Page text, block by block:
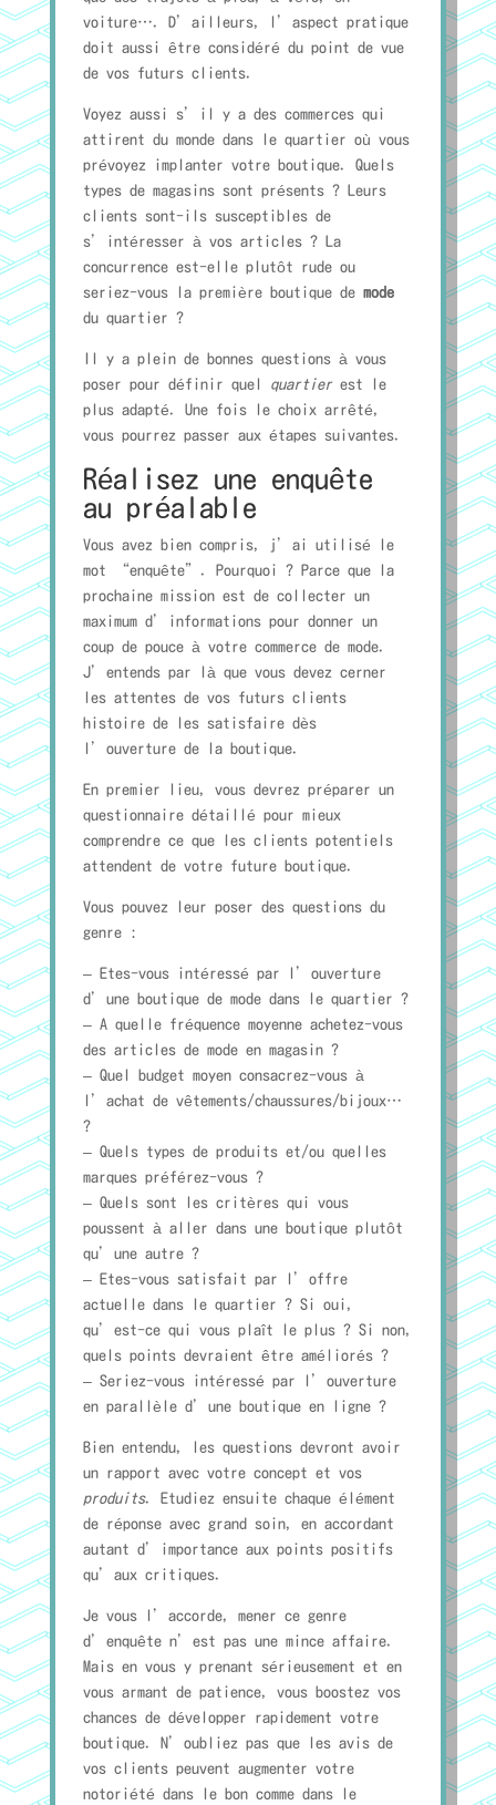
voiture…. D’ailleurs, l’aspect pratique
doit aussi être considéré du point de vue
de vos futurs clients.
Voyez aussi s’il y a des commerces qui
attirent du monde dans le quartier où vous
prévoyez implanter votre boutique. Quels
types de magasins sont présents ? Leurs
clients sont-ils susceptibles de
s’intéresser à vos articles ? La
concurrence est-elle plutôt rude ou
seriez-vous la première boutique de mode
du quartier ?
Il y a plein de bonnes questions à vous
poser pour définir quel quartier est le
plus adapté. Une fois le choix arrêté,
vous pourrez passer aux étapes suivantes.
Réalisez une enquête
au préalable
Vous avez bien compris, j’ai utilisé le
mot “enquête”. Pourquoi ? Parce que la
prochaine mission est de collecter un
maximum d’informations pour donner un
coup de pouce à votre commerce de mode.
J’entends par là que vous devez cerner
les attentes de vos futurs clients
histoire de les satisfaire dès
l’ouverture de la boutique.
En premier lieu, vous devrez préparer un
questionnaire détaillé pour mieux
comprendre ce que les clients potentiels
attendent de votre future boutique.
Vous pouvez leur poser des questions du
genre :
– Etes-vous intéressé par l’ouverture
d’une boutique de mode dans le quartier ?
– A quelle fréquence moyenne achetez-vous
des articles de mode en magasin ?
– Quel budget moyen consacrez-vous à
l’achat de vêtements/chaussures/bijoux…
?
– Quels types de produits et/ou quelles
marques préférez-vous ?
– Quels sont les critères qui vous
poussent à aller dans une boutique plutôt
qu’une autre ?
– Etes-vous satisfait par l’offre
actuelle dans le quartier ? Si oui,
qu’est-ce qui vous plaît le plus ? Si non,
quels points devraient être améliorés ?
– Seriez-vous intéressé par l’ouverture
en parallèle d’une boutique en ligne ?
Bien entendu, les questions devront avoir
un rapport avec votre concept et vos
produits. Etudiez ensuite chaque élément
de réponse avec grand soin, en accordant
autant d’importance aux points positifs
qu’aux critiques.
Je vous l’accorde, mener ce genre
d’enquête n’est pas une mince affaire.
Mais en vous y prenant sérieusement et en
vous armant de patience, vous boostez vos
chances de développer rapidement votre
boutique. N’oubliez pas que les avis de
vos clients peuvent augmenter votre
notoriété dans le bon comme dans le